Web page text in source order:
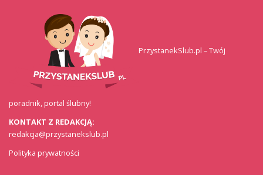
PrzystanekSlub.pl – Twój
poradnik, portal ślubny!
KONTAKT Z REDAKCJĄ:
redakcja@przystanekslub.pl
Polityka prywatności